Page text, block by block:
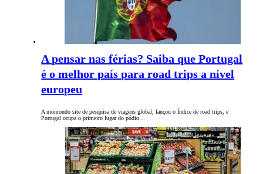
A pensar nas férias? Saiba que Portugal
é o melhor país para road trips a nível
europeu
A momondo site de pesquisa de viagens global, lançou o Índice de road trips, e
Portugal ocupa o primeiro lugar do pódio…